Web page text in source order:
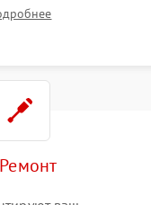
а также ответит на